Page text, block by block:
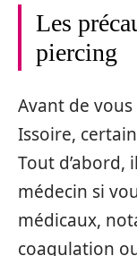
Les
piercing
Avant de
Issoire,
Tout d’abord,
médecin si
médicaux,
coagulation